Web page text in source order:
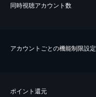
同時視聴アカウント数
アカウントごとの機能制限設定
ポイント還元